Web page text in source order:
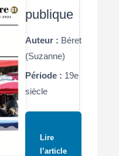
publique
Auteur : Béret
(Suzanne)
Période : 19e
siècle
Lire
l’article